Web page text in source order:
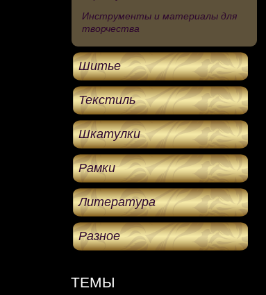
Инструменты и материалы для
творчества
Шитье
Текстиль
Шкатулки
Рамки
Литература
Разное
ТЕМЫ